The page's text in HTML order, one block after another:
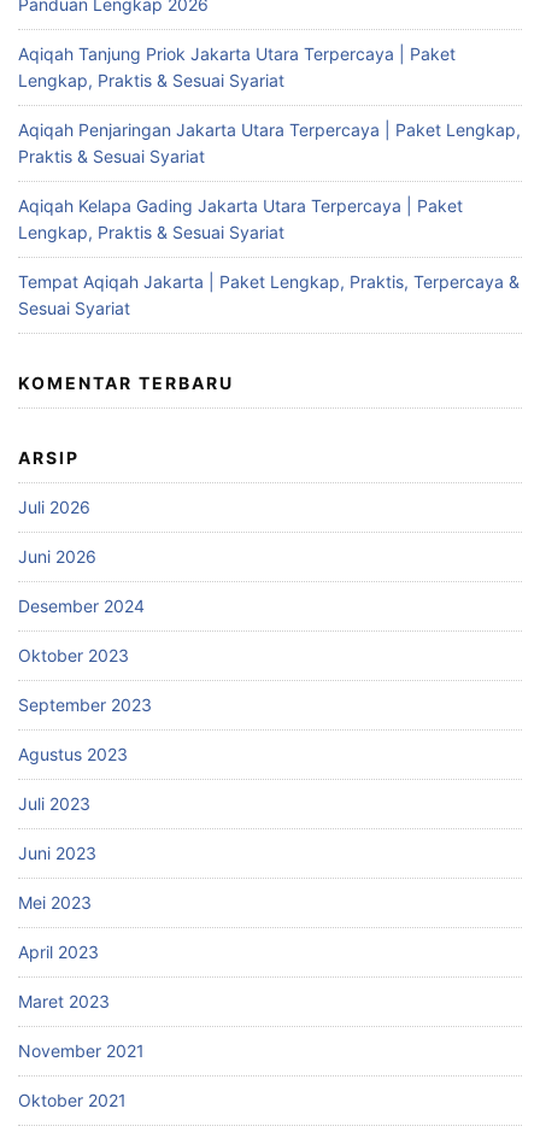
Panduan Lengkap 2026
Aqiqah Tanjung Priok Jakarta Utara Terpercaya | Paket
Lengkap, Praktis & Sesuai Syariat
Aqiqah Penjaringan Jakarta Utara Terpercaya | Paket Lengkap,
Praktis & Sesuai Syariat
Aqiqah Kelapa Gading Jakarta Utara Terpercaya | Paket
Lengkap, Praktis & Sesuai Syariat
Tempat Aqiqah Jakarta | Paket Lengkap, Praktis, Terpercaya &
Sesuai Syariat
KOMENTAR TERBARU
ARSIP
Juli 2026
Juni 2026
Desember 2024
Oktober 2023
September 2023
Agustus 2023
Juli 2023
Juni 2023
Mei 2023
April 2023
Maret 2023
November 2021
Oktober 2021